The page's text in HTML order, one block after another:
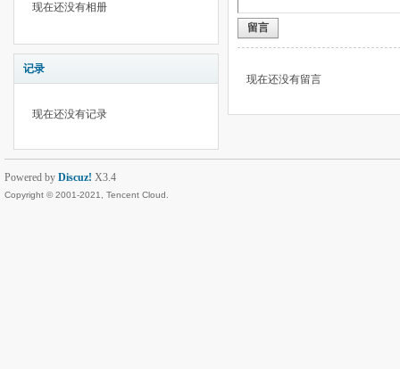
现在还没有相册
记录
现在还没有记录
留言
现在还没有留言
Powered by Discuz! X3.4
Copyright © 2001-2021, Tencent Cloud.